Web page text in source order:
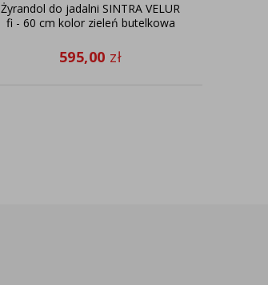
Żyrandol do jadalni SINTRA VELUR
fi - 60 cm kolor zieleń butelkowa
595,00 zł